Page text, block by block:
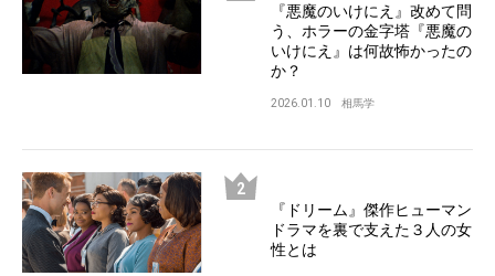
『悪魔のいけにえ』改めて問
う、ホラーの金字塔『悪魔の
いけにえ』は何故怖かったの
か？
2026.01.10 相馬学
『ドリーム』傑作ヒューマン
ドラマを裏で支えた３人の女
性とは